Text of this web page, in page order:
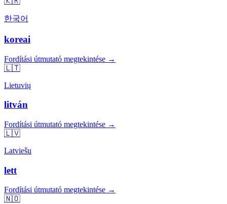
한국어
koreai
Fordítási útmutató megtekintése →
🇱🇹
Lietuvių
litván
Fordítási útmutató megtekintése →
🇱🇻
Latviešu
lett
Fordítási útmutató megtekintése →
🇳🇴